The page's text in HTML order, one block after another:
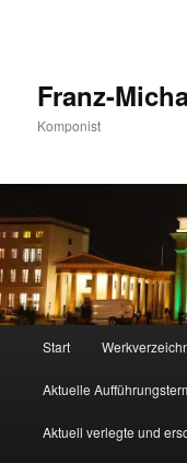
Franz-
Komponist
Start
Aktuelle
Aktuell verlegte und